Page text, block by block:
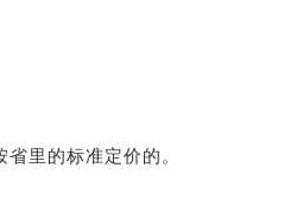
里的标准定价的。